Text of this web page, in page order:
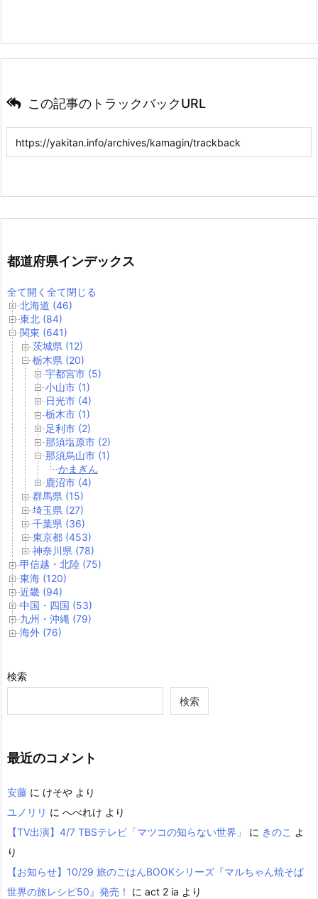
この記事のトラックバックURL
都道府県インデックス
全て開く 全て閉じる
北海道 (46)
東北 (84)
関東 (641)
茨城県 (12)
栃木県 (20)
宇都宮市 (5)
小山市 (1)
日光市 (4)
栃木市 (1)
足利市 (2)
那須塩原市 (2)
那須烏山市 (1)
かまぎん
鹿沼市 (4)
群馬県 (15)
埼玉県 (27)
千葉県 (36)
東京都 (453)
神奈川県 (78)
甲信越・北陸 (75)
東海 (120)
近畿 (94)
中国・四国 (53)
九州・沖縄 (79)
海外 (76)
検索
検索
最近のコメント
安藤 に けそや より
ユノリリ に へべれけ より
【TV出演】4/7 TBSテレビ「マツコの知らない世界」
に きのこ よ
り
【お知らせ】10/29 旅のごはんBOOKシリーズ『マルちゃん焼そば
世界の旅レシピ50』発売！
に act 2 ia より